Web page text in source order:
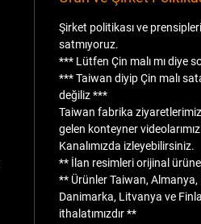
Şirket politikası ve
satmıyoruz.
*** Lütfen Çin malı mı diye
*** Taiwan diyip Çin malı
değiliz ***
Taiwan fabrika
gelen konteyner
Kanalımızda izleyebilirsiniz.
** İlan resimleri orijinal
** Ürünler Taiwan, Almanya,
Danimarka, Litvanya ve
ithalatımızdır **